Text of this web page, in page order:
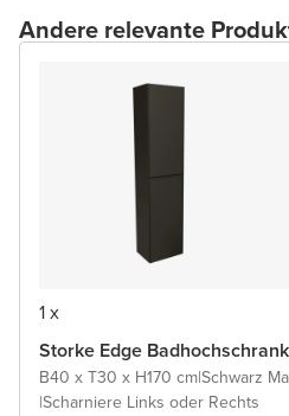
Andere relevante
1 x
Storke Edge Badhochschrank
B40 x T30 x H170 cm|Schwarz
|Scharniere Links oder Rechts